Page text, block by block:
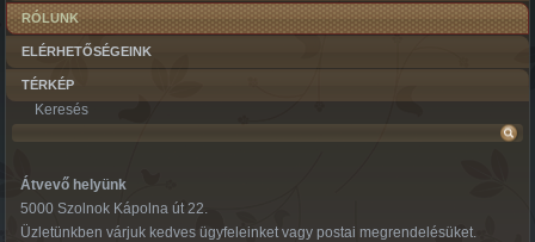
RÓLUNK
ELÉRHETŐSÉGEINK
TÉRKÉP
Keresés
Átvevő helyünk
5000 Szolnok Kápolna út 22.
Üzletünkben várjuk kedves ügyfeleinket vagy postai megrendelésüket.